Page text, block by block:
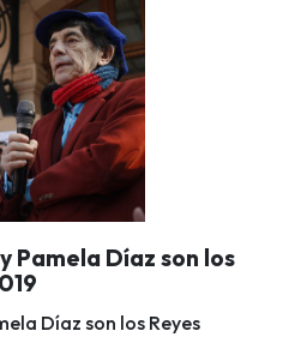
Pamela Díaz son los
Díaz son los Reyes